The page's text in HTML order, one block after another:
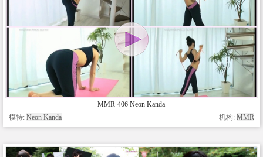
MMR-406 Neon Kanda
模特: Neon Kanda 机构: MMR